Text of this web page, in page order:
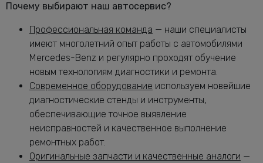
Замена масла в АКПП Мерседес-Бенц
Замена масла в двигателе Мерседес-
Бенц CLC
от 2240 руб.
Замена масла в раздатке Мерседес-
Бенц CLC
от 1160 руб.
Замена масляного насоса Мерседес-
Бенц CLC
от 5320 руб.
Замена масляного фильтра Мерседес-
от 2400 руб.
Замена опоры амортизатора CLC
от 2760 руб.
Почему выбирают наш автосервис?
Профессиональная команда — наши специалисты
имеют многолетний опыт работы с автомобилями
Mercedes-Benz и регулярно проходят обучение
новым технологиям диагностики и ремонта.
Современное оборудование используем новейшие
диагностические стенды и инструменты,
обеспечивающие точное выявление
неисправностей и качественное выполнение
ремонтных работ.
Оригинальные запчасти и качественные аналоги —